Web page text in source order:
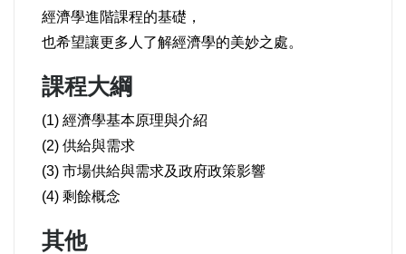
經濟學進階課程的基礎，
也希望讓更多人了解經濟學的美妙之處。
課程大綱
(1) 經濟學基本原理與介紹
(2) 供給與需求
(3) 市場供給與需求及政府政策影響
(4) 剩餘概念
其他